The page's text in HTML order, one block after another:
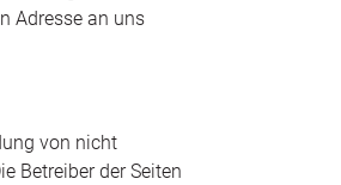
Adresse an uns
von nicht
Betreiber der Seiten